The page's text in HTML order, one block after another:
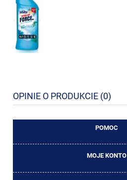
OPINIE O PRODUKCIE (0)
POMOC
MOJE KONTO